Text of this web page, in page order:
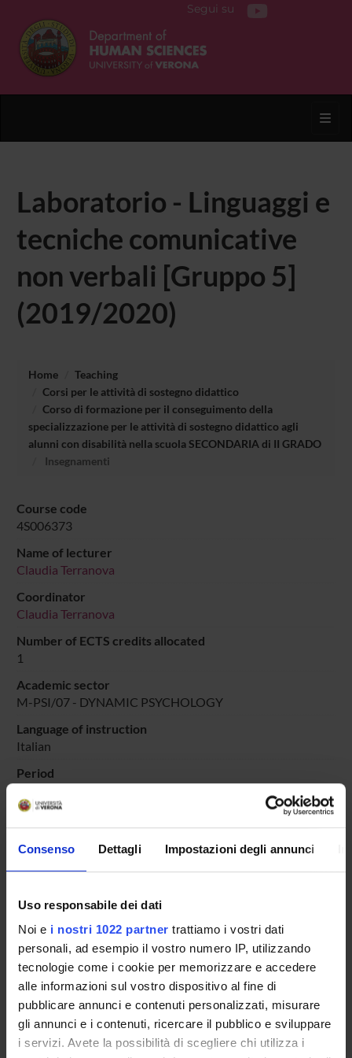
Consenso Dettagli Impostazioni degli annunci
Uso responsabile dei dati
Noi e i nostri 1022 partner trattiamo i vostri dati
personali, ad esempio il vostro numero IP, utilizzando
tecnologie come i cookie per memorizzare e accedere
alle informazioni sul vostro dispositivo al fine di
pubblicare annunci e contenuti personalizzati, misurare
gli annunci e i contenuti, ricercare il pubblico e sviluppare
i servizi. Avete la possibilità di scegliere chi utilizza i
Segui su
Laboratorio - Linguaggi e
tecniche comunicative
non verbali [Gruppo 5]
(2019/2020)
Home
Teaching
Corsi per le attività di sostegno didattico
Corso di formazione per il conseguimento della
specializzazione per le attività di sostegno didattico agli
alunni con disabilità nella scuola SECONDARIA di II GRADO
Insegnamenti
Course code
4S006373
Name of lecturer
Claudia Terranova
Coordinator
Claudia Terranova
Number of ECTS credits allocated
1
Academic sector
M-PSI/07 - DYNAMIC PSYCHOLOGY
Language of instruction
Italian
Period
Course news
Seminars related to the course
Go to lesson schedule
Overview
Enrolment Policy
Courses